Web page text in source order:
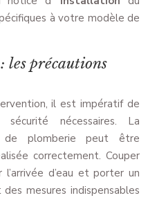
à votre modèle de
les précautions
il est impératif de
nécessaires. La
de plomberie peut être
correctement. Couper
d’eau et porter un
mesures indispensables